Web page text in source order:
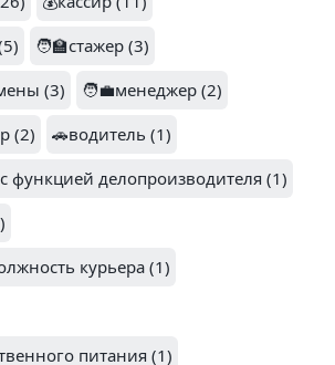
🧑‍🏫стажер (3)
(3)
🧑‍💼менеджер (2)
(2)
🚗водитель (1)
функцией делопроизводителя (1)
курьера (1)
питания (1)